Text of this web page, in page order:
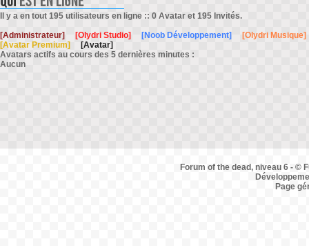
Il y a en tout 195 utilisateurs en ligne :: 0 Avatar et 195 Invités.
[Administrateur]
[Olydri Studio] [Noob Développement]
[Olydri Musique]
[Avatar Premium]
[Avatar]
Avatars actifs au cours des 5 dernières minutes :
Aucun
Forum of the dead, niveau 6 - ©
Page